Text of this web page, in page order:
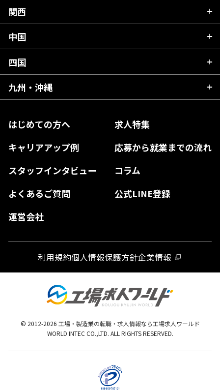
はじめての方へ
求人特集
キャリアアップ例
応募から就業までの流れ
スタッフインタビュー
コラム
よくあるご質問
公式LINE登録
運営会社
岩手県
宮城県
福島県
群馬県
千葉県
東京都
神奈川県
富山県
石川県
山梨県
長野県
岐阜県
静岡県
愛知県
関西
滋賀県
京都府
大阪府
奈良県
和歌山県
中国
広島県
岡山県
島根県
山口県
四国
愛媛県
徳島県
九州・沖縄
熊本県
宮崎県
鹿児島県
利用規約個人情報保護方針企業情報
© 2012-2026 工場・製造業の転職・求人情報なら工場求人ワールド
WORLD INTEC CO.,LTD. ALL RIGHTS RESERVED.